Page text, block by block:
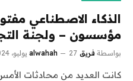
الذكاء الاصطناعي
مؤسسون – ولجنة
بواسطة فريق alwahah 27 يوليو، 2024
كانت العديد من محادثات